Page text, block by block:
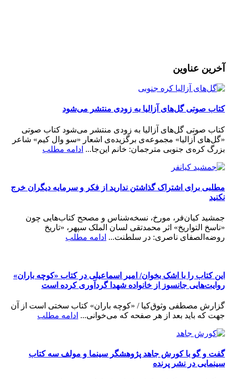
آخرین عناوین
کتاب صوتی گل‌های آزالیا به زودی منتشر می‌شود
کتاب صوتی گل‌های آزالیا به زودی منتشر می‌شود کتاب صوتی
«گل‌های آزالیا» مجموعه‌ی برگزیده‌ی اشعار «سو وال کیم» شاعر
بزرگ کره‌ی جنوبی مترجمان: خانم این‌جا... ادامه مطلب
مطلبی برای اشتراک گذاشتن ندارید از فکر و سرمایه دیگران خرج
نکنید
جمشید کیان‌فر، مورخ، نسخه‌شناس و مصحح کتاب‌هایی چون
«ناسخ التواریخ» اثر محمدتقی لسان الملک سپهر، «تاریخ
روضه‌الصفای ناصری: در سلطنت... ادامه مطلب
این کتاب را با اشک بخوان/ امیر اسماعیلی در کتاب «کوچه باران»
روایت‌هایی جانسوز از خانواده شهدا گردآوری کرده است
گزارش مصطفی وثوق‌کیا / «کوچه باران» کتاب سختی است از آن
جهت که باید بعد از هر صفحه که می‌خوانی... ادامه مطلب
گفت و گو با کورش جاهد پژوهشگر سینما و مولف سه کتاب
سینمایی در نشر پرنده